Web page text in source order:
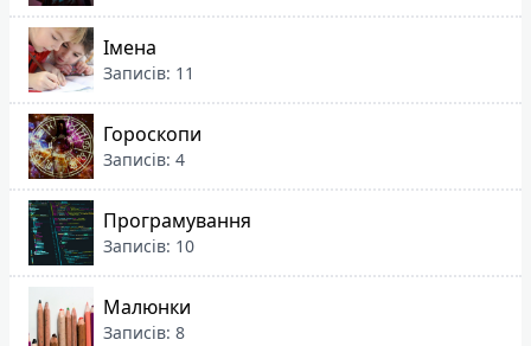
Імена
Записів: 11
Гороскопи
Записів: 4
Програмування
Записів: 10
Малюнки
Записів: 8